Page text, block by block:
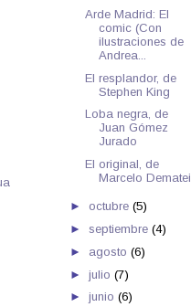
Arde Madrid: El
comic (Con
ilustraciones de
Andrea...
El resplandor, de
Stephen King
Loba negra, de
Juan Gómez
Jurado
El original, de
Marcelo Dematei
► octubre(5)
►septiembre(4)
► agosto(6)
►julio(7)
►junio(6)